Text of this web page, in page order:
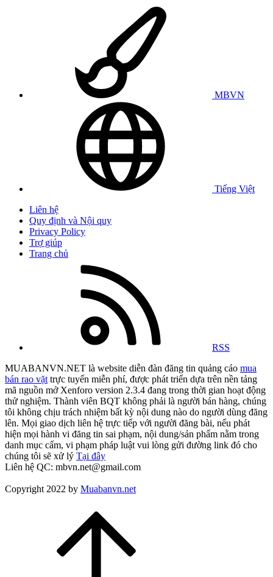
MBVN
Tiếng Việt
Liên hệ
Quy định và Nội quy
Privacy Policy
Trợ giúp
Trang chủ
RSS
MUABANVN.NET là website diễn đàn đăng tin quảng cáo mua
bán rao vặt trực tuyến miễn phí, được phát triển dựa trên nền tảng
mã nguồn mở Xenforo version 2.3.4 đang trong thời gian hoạt động
thử nghiệm. Thành viên BQT không phải là người bán hàng, chúng
tôi không chịu trách nhiệm bất kỳ nội dung nào do người dùng đăng
lên. Mọi giao dịch liên hệ trực tiếp với người đăng bài, nếu phát
hiện mọi hành vi đăng tin sai phạm, nội dung/sản phẩm nằm trong
danh mục cấm, vi phạm pháp luật vui lòng gửi đường link đó cho
chúng tôi sẽ xử lý Tại đây
Liên hệ QC: mbvn.net@gmail.com
Copyright 2022 by Muabanvn.net